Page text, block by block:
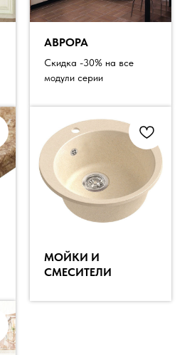
АВРОРА
Скидка -30% на все
модули серии
МОЙКИ И
СМЕСИТЕЛИ